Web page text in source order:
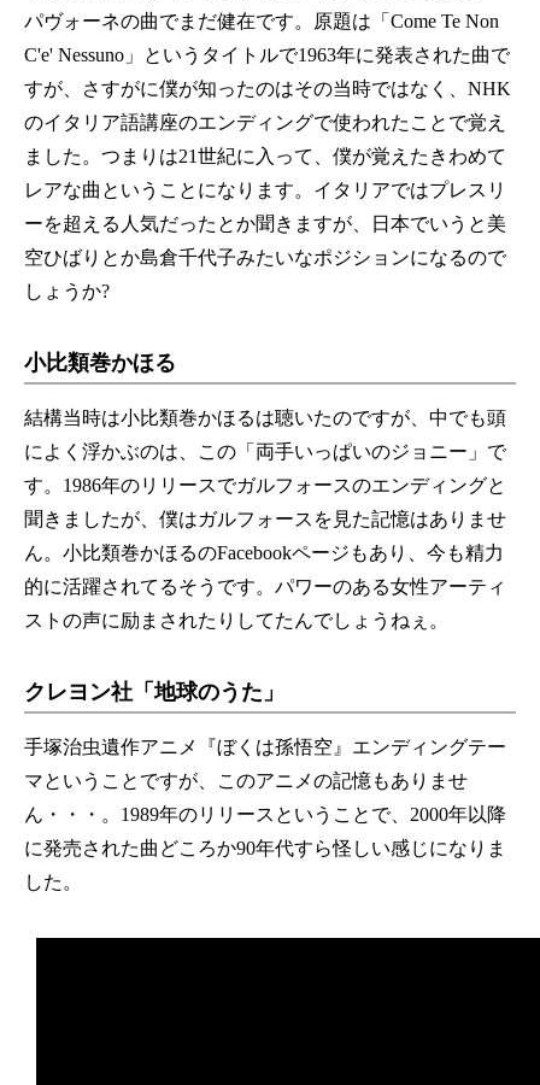
パヴォーネの曲でまだ健在です。原題は「Come Te Non
C'e' Nessuno」というタイトルで1963年に発表された曲で
すが、さすがに僕が知ったのはその当時ではなく、NHK
のイタリア語講座のエンディングで使われたことで覚え
ました。つまりは21世紀に入って、僕が覚えたきわめて
レアな曲ということになります。イタリアではプレスリ
ーを超える人気だったとか聞きますが、日本でいうと美
空ひばりとか島倉千代子みたいなポジションになるので
しょうか?
小比類巻かほる
結構当時は小比類巻かほるは聴いたのですが、中でも頭
によく浮かぶのは、この「両手いっぱいのジョニー」で
す。1986年のリリースでガルフォースのエンディングと
聞きましたが、僕はガルフォースを見た記憶はありませ
ん。小比類巻かほるのFacebookページもあり、今も精力
的に活躍されてるそうです。パワーのある女性アーティ
ストの声に励まされたりしてたんでしょうねぇ。
クレヨン社「地球のうた」
手塚治虫遺作アニメ『ぼくは孫悟空』エンディングテー
マということですが、このアニメの記憶もありませ
ん・・・。1989年のリリースということで、2000年以降
に発売された曲どころか90年代すら怪しい感じになりま
した。